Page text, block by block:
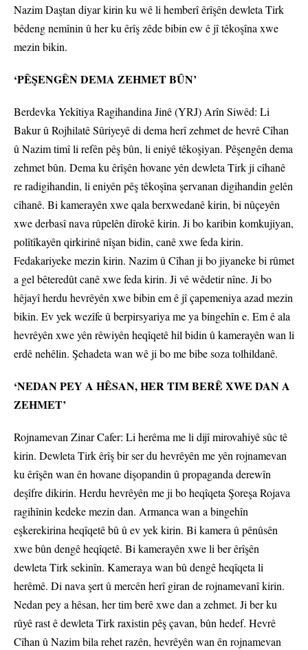
Nazim Daştan diyar kirin ku wê li hemberî êrîşên dewleta Tirk
bêdeng nemînin û her ku êrîş zêde bibin ew ê jî têkoşîna xwe
mezin bikin.
‘PÊŞENGÊN DEMA ZEHMET BÛN’
Berdevka Yekîtiya Ragihandina Jinê (YRJ) Arîn Siwêd: Li
Bakur û Rojhilatê Sûriyeyê di dema herî zehmet de hevrê Cîhan
û Nazim timî li refên pêş bûn, li eniyê têkoşiyan. Pêşengên dema
zehmet bûn. Dema ku êrîşên hovane yên dewleta Tirk ji cîhanê
re radigihandin, li eniyên pêş têkoşîna şervanan digihandin gelên
cîhanê. Bi kamerayên xwe qala berxwedanê kirin, bi nûçeyên
xwe derbasî nava rûpelên dîrokê kirin. Ji bo karibin komkujiyan,
polîtîkayên qirkirinê nîşan bidin, canê xwe feda kirin.
Fedakariyeke mezin kirin. Nazim û Cîhan ji bo jiyaneke bi rûmet
a gel bêteredût canê xwe feda kirin. Ji vê wêdetir nîne. Ji bo
hêjayî herdu hevrêyên xwe bibin em ê jî çapemeniya azad mezin
bikin. Ev yek wezîfe û berpirsyariya me ya bingehîn e. Em ê ala
hevrêyên xwe yên rêwiyên heqîqetê hil bidin û kamerayên wan li
erdê nehêlin. Şehadeta wan wê ji bo me bibe soza tolhildanê.
‘NEDAN PEY A HÊSAN, HER TIM BERÊ XWE DAN A
ZEHMET’
Rojnamevan Zinar Cafer: Li herêma me li dijî mirovahiyê sûc tê
kirin. Dewleta Tirk êrîş bir ser du hevrêyên me yên rojnamevan
ku êrîşên wan ên hovane dişopandin û propaganda derewîn
deşîfre dikirin. Herdu hevrêyên me ji bo heqîqeta Şoreşa Rojava
ragihînin kedeke mezin dan. Armanca wan a bingehîn
eşkerekirina heqîqetê bû û ev yek kirin. Bi kamera û pênûsên
xwe bûn dengê heqîqetê. Bi kamerayên xwe li ber êrîşên
dewleta Tirk sekinîn. Kameraya wan bû dengê heqîqeta li
herêmê. Di nava şert û mercên herî giran de rojnamevanî kirin.
Nedan pey a hêsan, her tim berê xwe dan a zehmet. Ji ber ku
rûyê rast ê dewleta Tirk raxistin pêş çavan, bûn hedef. Hevrê
Cîhan û Nazim bila rehet razên, hevrêyên wan ên rojnamevan